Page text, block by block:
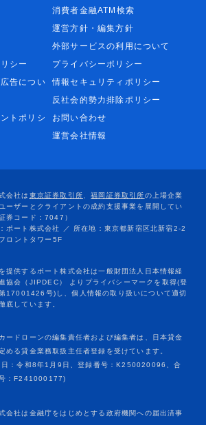
消費者金融ATM検索
運営方針・編集方針
外部サービスの利用について
シー
プライバシーポリシー
告につい
情報セキュリティポリシー
反社会的勢力排除ポリシー
トポリシ
お問い合わせ
運営会社情報
ードローンの編集責任者および編集者は、日本貸金
める貸金業務取扱主任者登録を受けています。
日：令和8年1月9日、登録番号：K250020096、合
：F241000177)
会社は金融庁をはじめとする政府機関への届出済事